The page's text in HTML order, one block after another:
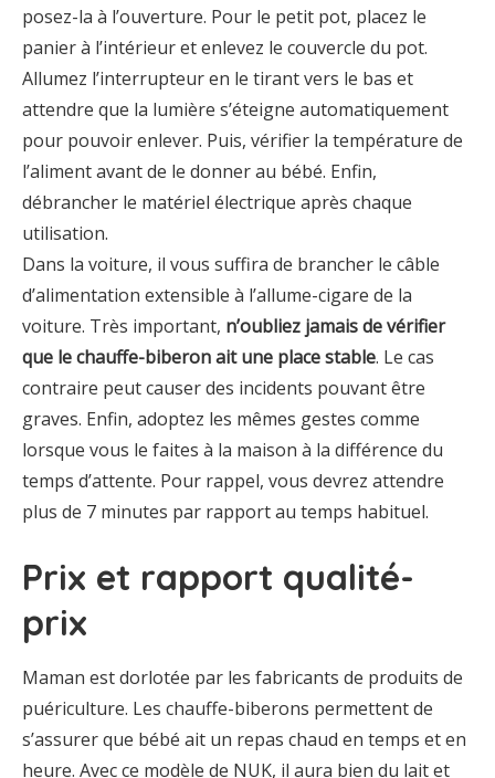
posez-la à l’ouverture. Pour le petit pot, placez le
panier à l’intérieur et enlevez le couvercle du pot.
Allumez l’interrupteur en le tirant vers le bas et
attendre que la lumière s’éteigne automatiquement
pour pouvoir enlever. Puis, vérifier la température de
l’aliment avant de le donner au bébé. Enfin,
débrancher le matériel électrique après chaque
utilisation.
Dans la voiture, il vous suffira de brancher le câble
d’alimentation extensible à l’allume-cigare de la
voiture. Très important, n’oubliez jamais de vérifier
que le chauffe-biberon ait une place stable. Le cas
contraire peut causer des incidents pouvant être
graves. Enfin, adoptez les mêmes gestes comme
lorsque vous le faites à la maison à la différence du
temps d’attente. Pour rappel, vous devrez attendre
plus de 7 minutes par rapport au temps habituel.
Prix et rapport qualité-
prix
Maman est dorlotée par les fabricants de produits de
puériculture. Les chauffe-biberons permettent de
s’assurer que bébé ait un repas chaud en temps et en
heure. Avec ce modèle de NUK, il aura bien du lait et